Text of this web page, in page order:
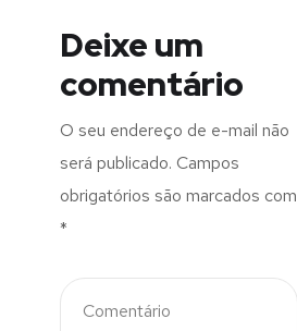
Deixe um
comentário
O seu endereço de e-mail não
será publicado. Campos
obrigatórios são marcados com
*